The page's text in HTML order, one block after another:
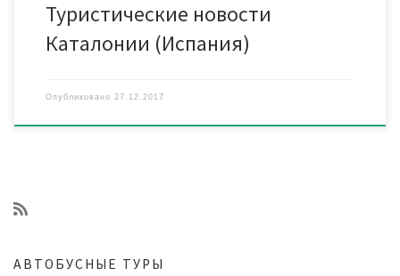
Туристические новости
Каталонии (Испания)
Опубликовано 27.12.2017
АВТОБУСНЫЕ ТУРЫ